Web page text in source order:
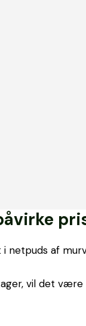
netpuds af
vil det